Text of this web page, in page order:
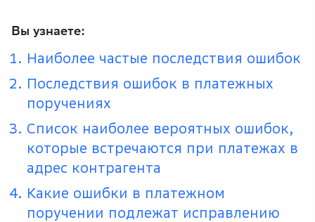
Вы узнаете:
Наиболее частые последствия ошибок
Последствия ошибок в платежных
поручениях
Список наиболее вероятных ошибок,
которые встречаются при платежах в
адрес контрагента
Какие ошибки в платежном
поручении подлежат исправлению